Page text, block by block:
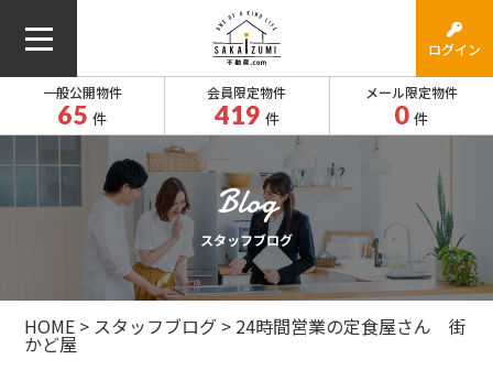
ログイン
一般公開物件
65 件
会員限定物件
419 件
メール限定物件
0 件
スタッフブログ
HOME > スタッフブログ > 24時間営業の定食屋さん 街
かど屋